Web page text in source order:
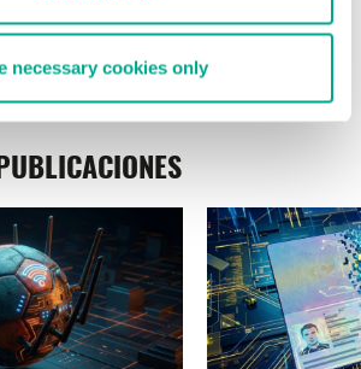
necessary cookies only